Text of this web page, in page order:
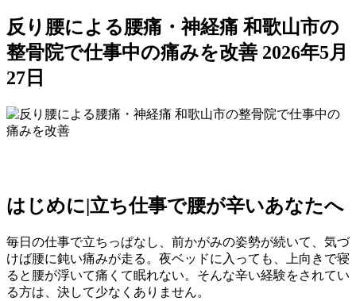
反り腰による腰痛・神経痛 和歌山市の
整骨院で仕事中の痛みを改善 2026年5月
27日
はじめに|立ち仕事で腰が辛いあなたへ
毎日の仕事で立ちっぱなし、前かがみの姿勢が続いて、気づ
けば腰に鈍い痛みが走る。夜ベッドに入っても、上向きで寝
ると腰が浮いて痛くて眠れない。そんな辛い経験をされてい
る方は、決して少なくありません。